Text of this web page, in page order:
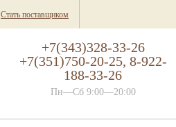
Стать поставщиком
+7(343)328-33-26
+7(351)750-20-25, 8-922-
188-33-26
Пн—Сб 9:00—20:00